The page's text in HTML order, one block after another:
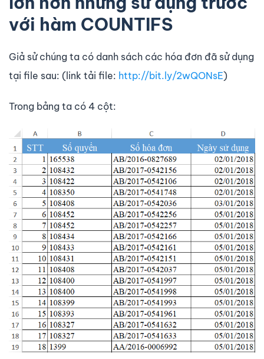
với hàm COUNTIFS
Giả sử chúng ta có danh sách các hóa đơn đã sử dụng
tại file sau: (link tải file: http://bit.ly/2wQONsE)
Trong bảng ta có 4 cột: